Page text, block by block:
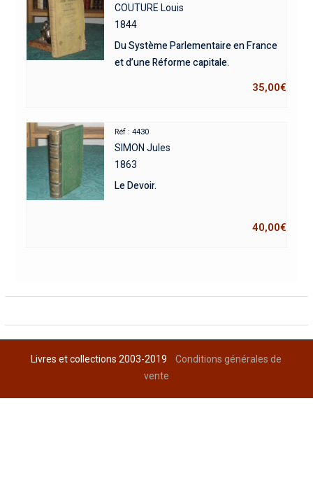
COUTURE Louis
1844
Du Système Parlementaire en France
et d’une Réforme capitale.
35,00€
Réf : 4430
SIMON Jules
1863
Le Devoir.
40,00€
Livres et collections 2003-2019Conditions générales de
vente